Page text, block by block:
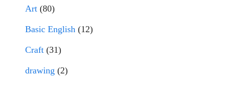
Art (80)
Basic English (12)
Craft (31)
drawing (2)